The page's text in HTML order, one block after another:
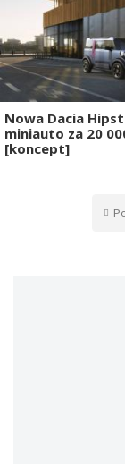
Nowa Dacia
miniauto za 20
[koncept]